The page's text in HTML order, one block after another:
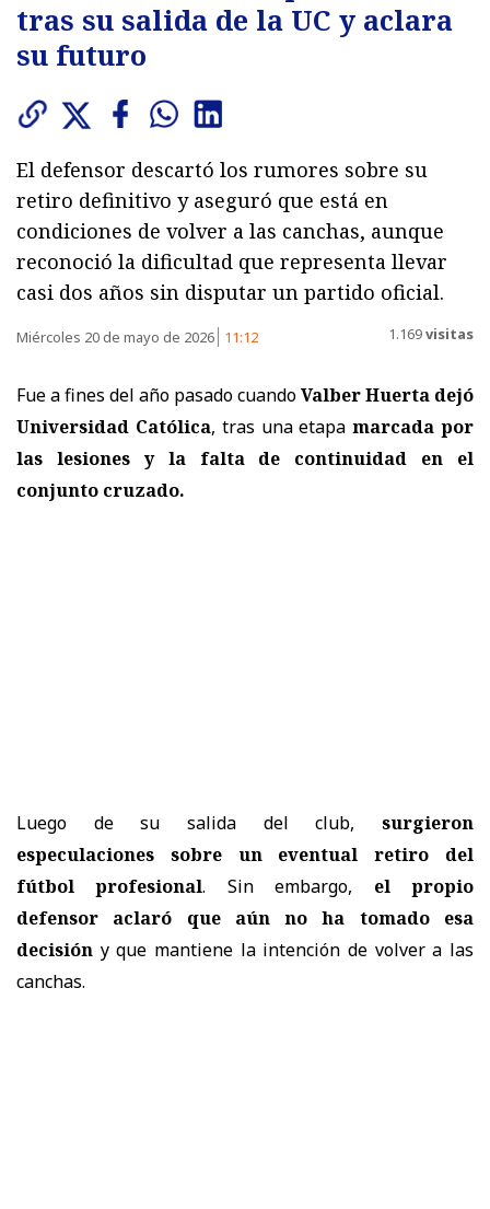
tras su salida de la UC y aclara
su futuro
El defensor descartó los rumores sobre su
retiro definitivo y aseguró que está en
condiciones de volver a las canchas, aunque
reconoció la dificultad que representa llevar
casi dos años sin disputar un partido oficial.
Miércoles 20 de mayo de 2026 11:12 1.169visitas
Fue a fines del año pasado cuandoValber Huerta dejó
Universidad Católica, tras una etapamarcada por
las lesiones y la falta de continuidad en el
conjunto cruzado.
Luego de su salida del club, surgieron
especulaciones sobre un eventual retiro del
fútbol profesional. Sin embargo, el propio
defensor aclaró que aún no ha tomado esa
decisión y que mantiene la intención de volver a las
canchas.